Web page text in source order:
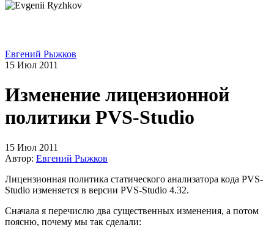
Евгений Рыжков
15 Июл 2011
Изменение лицензионной
политики PVS-Studio
15 Июл 2011
Автор: Евгений Рыжков
Лицензионная политика статического анализатора кода PVS-
Studio изменяется в версии PVS-Studio 4.32.
Сначала я перечислю два существенных изменения, а потом
поясню, почему мы так сделали: